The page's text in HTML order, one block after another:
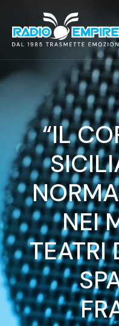
“IL
NEI
TEATRI